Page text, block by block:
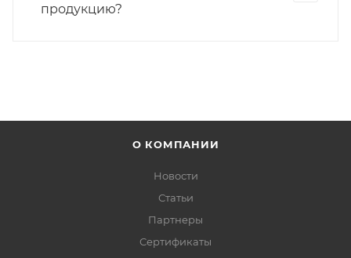
продукцию?
О КОМПАНИИ
Новости
Статьи
Партнеры
Сертификаты